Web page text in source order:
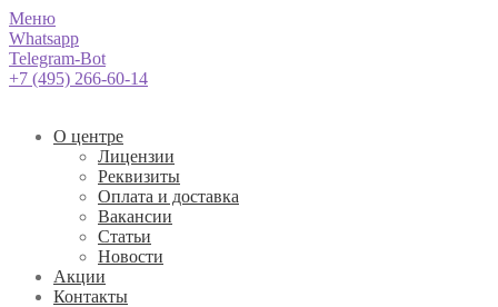
Меню
Whatsapp
Telegram-Bot
+7 (495) 266-60-14
О центре
Лицензии
Реквизиты
Оплата и доставка
Вакансии
Статьи
Новости
Акции
Контакты